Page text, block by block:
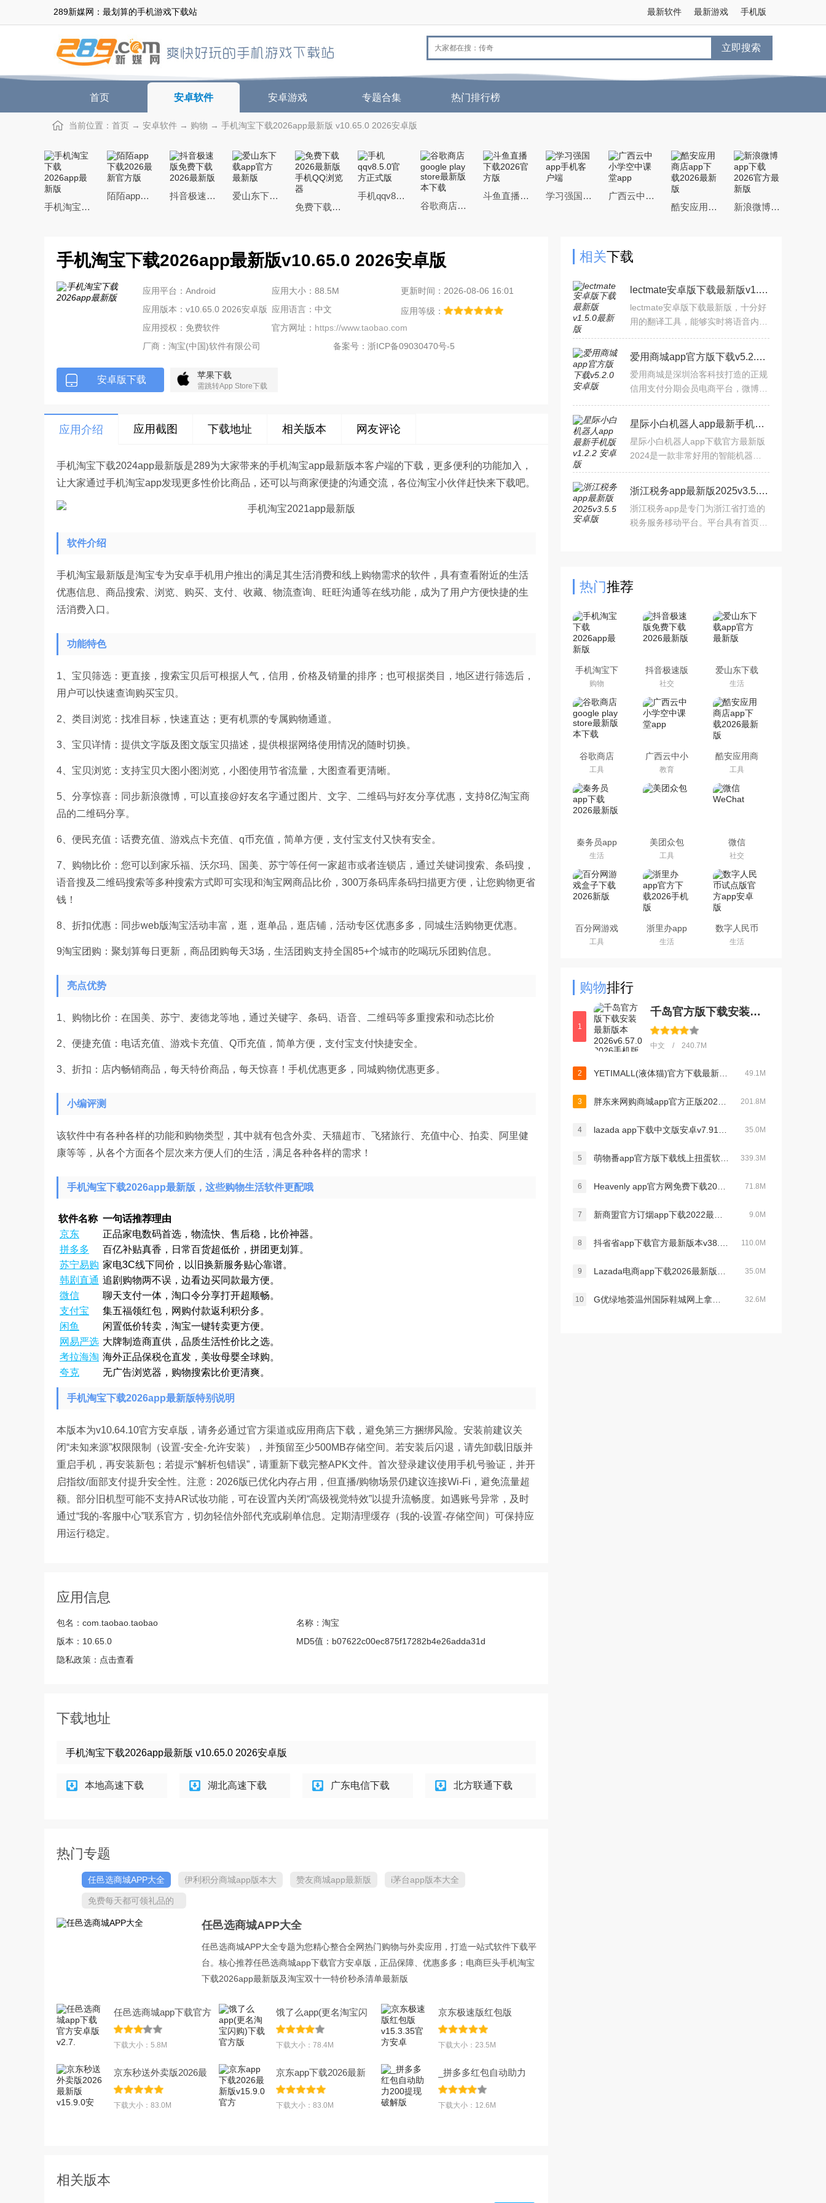
289新媒网：最划算的手机游戏下载站 手机版
最新游戏
最新软件
立即搜索
首页 安卓软件 安卓游戏 专题合集 热门排行榜
当前位置： 首页 → 安卓软件 → 购物 → 手机淘宝下载2026app最新版 v10.65.0 2026安卓版
手机淘宝下载2026app最新版
陌陌app下载2026最新官方版 抖音极速版免费下载2026最新版
爱山东下载app官方最新版
免费下载2026最新版手机QQ浏览器
手机qqv8.5.0官方正式版
谷歌商店google play store最新版本下载
斗鱼直播下载2026官方版 学习强国app手机客户端
广西云中小学空中课堂app
酷安应用商店app下载2026最新版
新浪微博app下载2026官方最新版
手机淘宝下载2026app最新版v10.65.0 2026安卓版
应用平台：Android 应用大小：88.5M
更新时间：2026-08-06 16:01
应用版本：v10.65.0 2026安卓版 应用语言：中文
应用等级：
应用授权：免费软件
官方网址： https://www.taobao.com
厂商： 淘宝(中国)软件有限公司 备案号： 浙ICP备09030470号-5
安卓版下载 苹果下载
需跳转App Store下载
应用介绍 应用截图 下载地址 相关版本 网友评论
手机淘宝下载2024app最新版是289为大家带来的手机淘宝app最新版本客户端的下载，更多便利的功能加入，
让大家通过手机淘宝app发现更多性价比商品，还可以与商家便捷的沟通交流，各位淘宝小伙伴赶快来下载吧。
软件介绍
手机淘宝最新版是淘宝专为安卓手机用户推出的满足其生活消费和线上购物需求的软件，具有查看附近的生活
优惠信息、商品搜索、浏览、购买、支付、收藏、物流查询、旺旺沟通等在线功能，成为了用户方便快捷的生
活消费入口。
功能特色
1、宝贝筛选：更直接，搜索宝贝后可根据人气，信用，价格及销量的排序；也可根据类目，地区进行筛选后，
用户可以快速查询购买宝贝。
2、类目浏览：找准目标，快速直达；更有机票的专属购物通道。
3、宝贝详情：提供文字版及图文版宝贝描述，提供根据网络使用情况的随时切换。
4、宝贝浏览：支持宝贝大图小图浏览，小图使用节省流量，大图查看更清晰。
5、分享惊喜：同步新浪微博，可以直接@好友名字通过图片、文字、二维码与好友分享优惠，支持8亿淘宝商
品的二维码分享。
6、便民充值：话费充值、游戏点卡充值、q币充值，简单方便，支付宝支付又快有安全。
7、购物比价：您可以到家乐福、沃尔玛、国美、苏宁等任何一家超市或者连锁店，通过关键词搜索、条码搜，
语音搜及二维码搜索等多种搜索方式即可实现和淘宝网商品比价，300万条码库条码扫描更方便，让您购物更省
钱！
8、折扣优惠：同步web版淘宝活动丰富，逛，逛单品，逛店铺，活动专区优惠多多，同城生活购物更优惠。
9淘宝团购：聚划算每日更新，商品团购每天3场，生活团购支持全国85+个城市的吃喝玩乐团购信息。
亮点优势
1、购物比价：在国美、苏宁、麦德龙等地，通过关键字、条码、语音、二维码等多重搜索和动态比价
2、便捷充值：电话充值、游戏卡充值、Q币充值，简单方便，支付宝支付快捷安全。
3、折扣：店内畅销商品，每天特价商品，每天惊喜！手机优惠更多，同城购物优惠更多。
小编评测
该软件中有各种各样的功能和购物类型，其中就有包含外卖、天猫超市、飞猪旅行、充值中心、拍卖、阿里健
康等等，从各个方面各个层次来方便人们的生活，满足各种各样的需求！
手机淘宝下载2026app最新版，这些购物生活软件更配哦
软件名称 一句话推荐理由
京东
正品家电数码首选，物流快、售后稳，比价神器。
拼多多
百亿补贴真香，日常百货超低价，拼团更划算。
苏宁易购 家电3C线下同价，以旧换新服务贴心靠谱。
韩剧直通 追剧购物两不误，边看边买同款最方便。
微信
聊天支付一体，淘口令分享打开超顺畅。
支付宝
集五福领红包，网购付款返利积分多。
闲鱼
闲置低价转卖，淘宝一键转卖更方便。
网易严选 大牌制造商直供，品质生活性价比之选。
考拉海淘 海外正品保税仓直发，美妆母婴全球购。
夸克
无广告浏览器，购物搜索比价更清爽。
手机淘宝下载2026app最新版特别说明
本版本为v10.64.10官方安卓版，请务必通过官方渠道或应用商店下载，避免第三方捆绑风险。安装前建议关
闭“未知来源”权限限制（设置-安全-允许安装），并预留至少500MB存储空间。若安装后闪退，请先卸载旧版并
重启手机，再安装新包；若提示“解析包错误”，请重新下载完整APK文件。首次登录建议使用手机号验证，并开
启指纹/面部支付提升安全性。注意：2026版已优化内存占用，但直播/购物场景仍建议连接Wi-Fi，避免流量超
额。部分旧机型可能不支持AR试妆功能，可在设置内关闭“高级视觉特效”以提升流畅度。如遇账号异常，及时
通过“我的-客服中心”联系官方，切勿轻信外部代充或刷单信息。定期清理缓存（我的-设置-存储空间）可保持应
用运行稳定。
应用信息
包名： com.taobao.taobao 名称： 淘宝
版本： 10.65.0 MD5值： b07622c00ec875f17282b4e26adda31d
隐私政策： 点击查看
下载地址
手机淘宝下载2026app最新版 v10.65.0 2026安卓版
本地高速下载 湖北高速下载 广东电信下载 北方联通下载
热门专题
任邑选商城APP大全
伊利积分商城app版本大
赞友商城app最新版 i茅台app版本大全
免费每天都可领礼品的
平台
任邑选商城APP大全
任邑选商城APP大全专题为您精心整合全网热门购物与外卖应用，打造一站式软件下载平
台。核心推荐任邑选商城app下载官方安卓版，正品保障、优惠多多；电商巨头手机淘宝
下载2026app最新版及淘宝双十一特价秒杀清单最新版
任邑选商城app下载官方
安卓版v2.7.
下载大小：5.8M
饿了么app(更名淘宝闪
购)下载官方版
下载大小：78.4M
京东极速版红包版
v15.3.35官方安卓
下载大小：23.5M
京东秒送外卖版2026最
新版v15.9.0安
下载大小：83.0M
京东app下载2026最新
版v15.9.0官方
下载大小：83.0M
_拼多多红包自动助力
200提现破解版
下载大小：12.6M
相关版本
相关下载
lectmate安卓版下载最新版v1.5.0最新版
lectmate安卓版下载最新版，十分好
用的翻译工具，能够实时将语音内容
译功能。这一特点使得用户能够迅速
获取语音信息，并将其转
爱用商城app官方版下载v5.2.0安卓版
爱用商城是深圳洽客科技打造的正规
信用支付分期会员电商平台，微博品
付宝消费，极速借款3分钟到账。功
能有分期购物（0首付12期
星际小白机器人app最新手机版v1.2.2 安卓版
星际小白机器人app下载官方最新版
2024是一款非常好用的智能机器人
器人，实现机器人遥控、故事点播、
语音识别、智慧编程、对话训
浙江税务app最新版2025v3.5.5安卓版
浙江税务app是专门为浙江省打造的
税务服务移动平台。平台具有首页、
热门推荐
手机淘宝下
载2026app
最新版
购物
抖音极速版
免费下载
2026最新版
社交
爱山东下载
app官方最
新版
生活
谷歌商店
google play
store最新版
本下载
工具
广西云中小
学空中课堂
app
教育
酷安应用商
店app下载
2026最新版
工具
秦务员app
下载2026最
新版
生活
美团众包
工具
微信
WeChat
社交
百分网游戏
盒子下载
2026新版
工具
浙里办app
官方下载
2026手机版
生活
数字人民币
试点版官方
app安卓版
生活
购物排行
1
千岛官方版下载安装最新版本2026v6.57.0 2026手机版
中文 / 240.7M
2 49.1M
3 201.8M
4 35.0M
5 339.3M
6 71.8M
7 9.0M
8 110.0M
9 35.0M
10 32.6M